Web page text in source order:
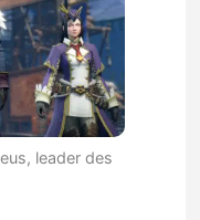
leader des